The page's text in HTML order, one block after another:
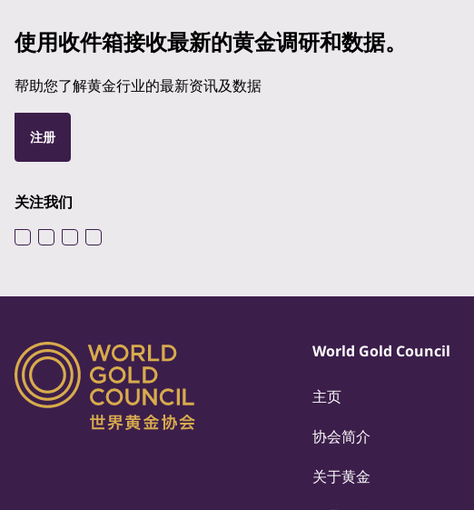
使用收件箱接收最新的黄金调研和数据。
帮助您了解黄金行业的最新资讯及数据
注册
关注我们
World Gold Council
主页
协会简介
关于黄金